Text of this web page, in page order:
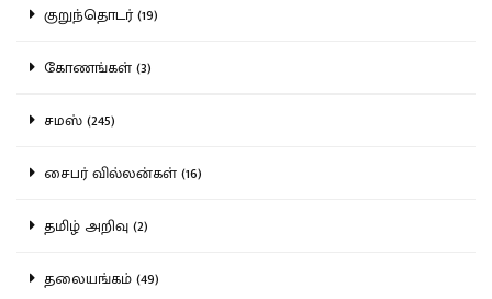
குறுந்தொடர் (19)
கோணங்கள் (3)
சமஸ் (245)
சைபர் வில்லன்கள் (16)
தமிழ் அறிவு (2)
தலையங்கம் (49)